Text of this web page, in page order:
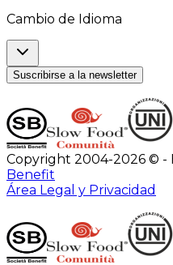
Cambio de Idioma
Suscribirse a la newsletter
Copyright 2004-2026 © -
Benefit
Área Legal y Privacidad